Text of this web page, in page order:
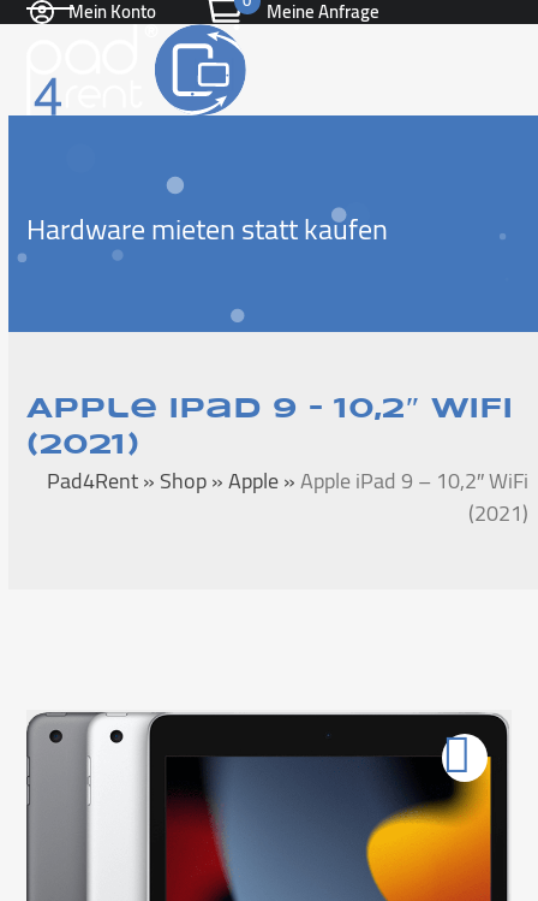
Skip
content
Mein Konto Meine Anfrage
Open
mobile
menu
Close
mobile
menu
Hardware mieten statt kaufen
Apple iPad 9 – 10,2″ WiFi
(2021)
Pad4Rent»Shop»Apple»Apple iPad 9 – 10,2″ WiFi
(2021)